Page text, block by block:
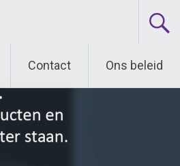
Contact Ons beleid